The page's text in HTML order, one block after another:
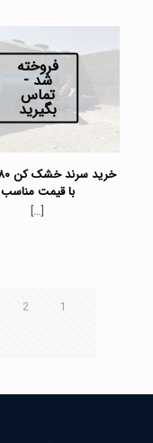
فروخته
شد -
تماس
بگیرید
با قیمت مناسب
[…]
1
2